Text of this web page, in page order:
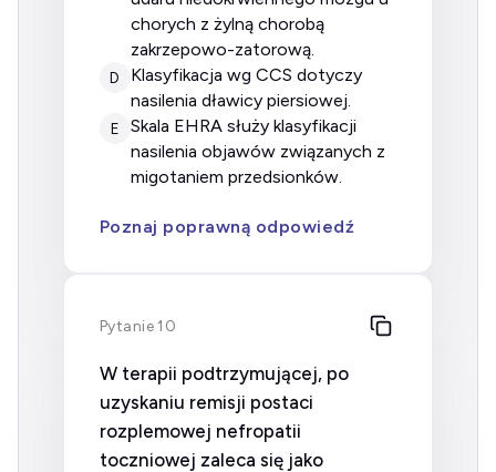
chorych z żylną chorobą
zakrzepowo-zatorową.
D
klasyfikacja wg CCS dotyczy
nasilenia dławicy piersiowej.
E
skala EHRA służy klasyfikacji
nasilenia objawów związanych z
migotaniem przedsionków.
Poznaj poprawną odpowiedź
Pytanie 10
W terapii podtrzymującej, po
uzyskaniu remisji postaci
rozplemowej nefropatii
toczniowej zaleca się jako